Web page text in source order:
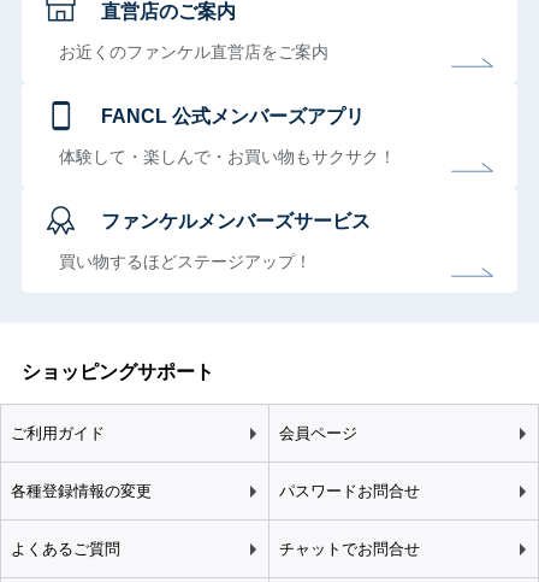
直営店のご案内
お近くのファンケル直営店をご案内
FANCL 公式メンバーズアプリ
体験して・楽しんで・お買い物もサクサク！
ファンケルメンバーズサービス
買い物するほどステージアップ！
ショッピングサポート
ご利用ガイド 会員ページ
各種登録情報の変更 パスワードお問合せ
よくあるご質問 チャットでお問合せ